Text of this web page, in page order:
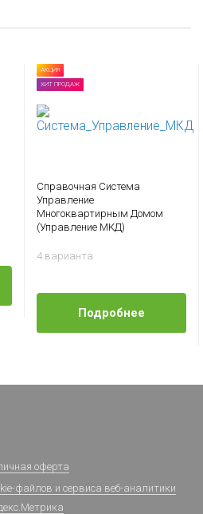
АКЦИЯ
ХИТ ПРОДАЖ
Справочная Система
Управление
Многоквартирным Домом
(Управление МКД)
4 варианта
Подробнее
оферта
файлов и сервиса веб-аналитики